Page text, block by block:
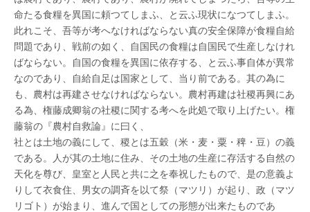
命たる食糧を異国に頼つてしまふ、と云ふ現状になつてしまふ。
此れこそ、吾等が考へなければならない真の安全保障が食糧自給
問題であり、戦前の如く、自国民の食糧は自国民で生産しなけれ
ばならない。自国の食糧を異国に依存する、と云ふ事自体が異常
なのであり、自給自足は国家として、当り前である。其の為に
も、農村は再建させなければならない。農村再建は社稷再興にあ
る為、権藤成卿翁の社稷に関する考へを此処で取り上げたい。権
藤翁の『農村自救論』に曰く、
社とは土地の義にして、稷とは五穀（米・麦・粟・稗・豆）の義
である。人が其の土地に住み、その土地の生産に存活する自然の
天化を尊び、皇室と人民と共に之を奉祝したもので、是の意義よ
りして衣食住、男女の調斉を以て祭（マツリ）が起り、政（マツ
リゴト）が始まり、進んで国としての形態が出来たものであ